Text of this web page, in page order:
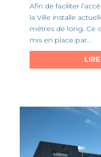
Afin de faciliter
la Ville installe
mètres de long. Ce
mis en place par...